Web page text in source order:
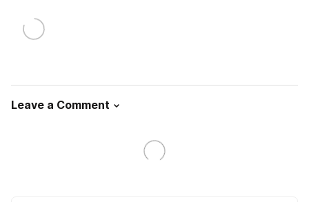
Leave a Comment